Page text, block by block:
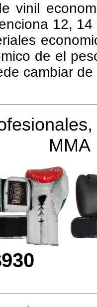
vinil
12,
de el
cambiar
MMA